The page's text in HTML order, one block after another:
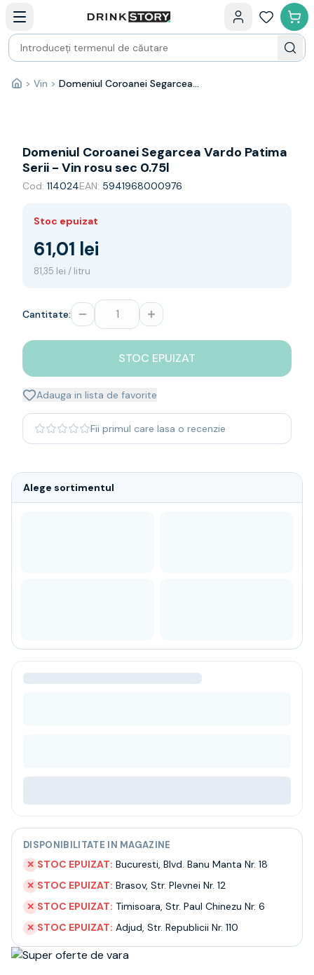
Bauturi fine — selectie
Produse Noi
Cosuri cadou
Pachete & Cadouri
Vin
Franta
Spania
Africa de Sud
Germania
Noua Zeelanda
Spumante
Sampanie
Single malt
Japanese
Bourbon
Blanded Japanese
Canadian
Rom
Vodka
Ceai
Bacanie
BLACK FRIDAY
Contact
Termeni si conditii
Politica de confidentialitate
Intrebari frecvente
Acasă
> Vin > Domeniul Coroanei Segarcea Vardo Patima Serii - Vin rosu sec 0.75l
Domeniul Coroanei Segarcea Vardo Patima
Serii - Vin rosu sec 0.75l
Cod: 114024EAN: 5941968000976
Stoc epuizat
61,01 lei
81,35 lei / litru
Cantitate:
STOC EPUIZAT
Adauga in lista de favorite
Fii primul care lasa o recenzie
Alege sortimentul
DISPONIBILITATE IN MAGAZINE
✕ STOC EPUIZAT: Bucuresti, Blvd. Banu Manta Nr. 18
✕ STOC EPUIZAT: Brasov, Str. Plevnei Nr. 12
✕ STOC EPUIZAT: Timisoara, Str. Paul Chinezu Nr. 6
✕ STOC EPUIZAT: Adjud, Str. Republicii Nr. 110